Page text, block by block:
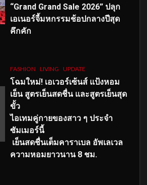
“Grand Grand Sale 2026” ปลุก
เอเนอร์จี้มหกรรมช้อปกลางปีสุด
คึกคัก
FASHION LIVING UPDATE
โฉมใหม่! เอเวอร์เซ้นส์ แป้งหอม
เย็น สูตรเย็นสดชื่น และสูตรเย็นสุด
ขั้ว
ไอเทมคู่กายของสาว ๆ ประจำ
ซัมเมอร์นี้
เย็นสดชื่นเต็มคาราเบล อัพเลเวล
ความหอมยาวนาน 8 ชม.